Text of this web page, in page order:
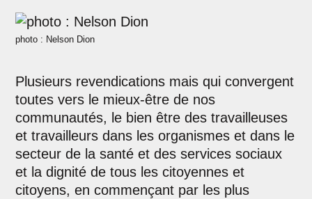
photo : Nelson Dion
Plusieurs revendications mais qui convergent
toutes vers le mieux-être de nos
communautés, le bien être des travailleuses
et travailleurs dans les organismes et dans le
secteur de la santé et des services sociaux
et la dignité de tous les citoyennes et
citoyens, en commençant par les plus